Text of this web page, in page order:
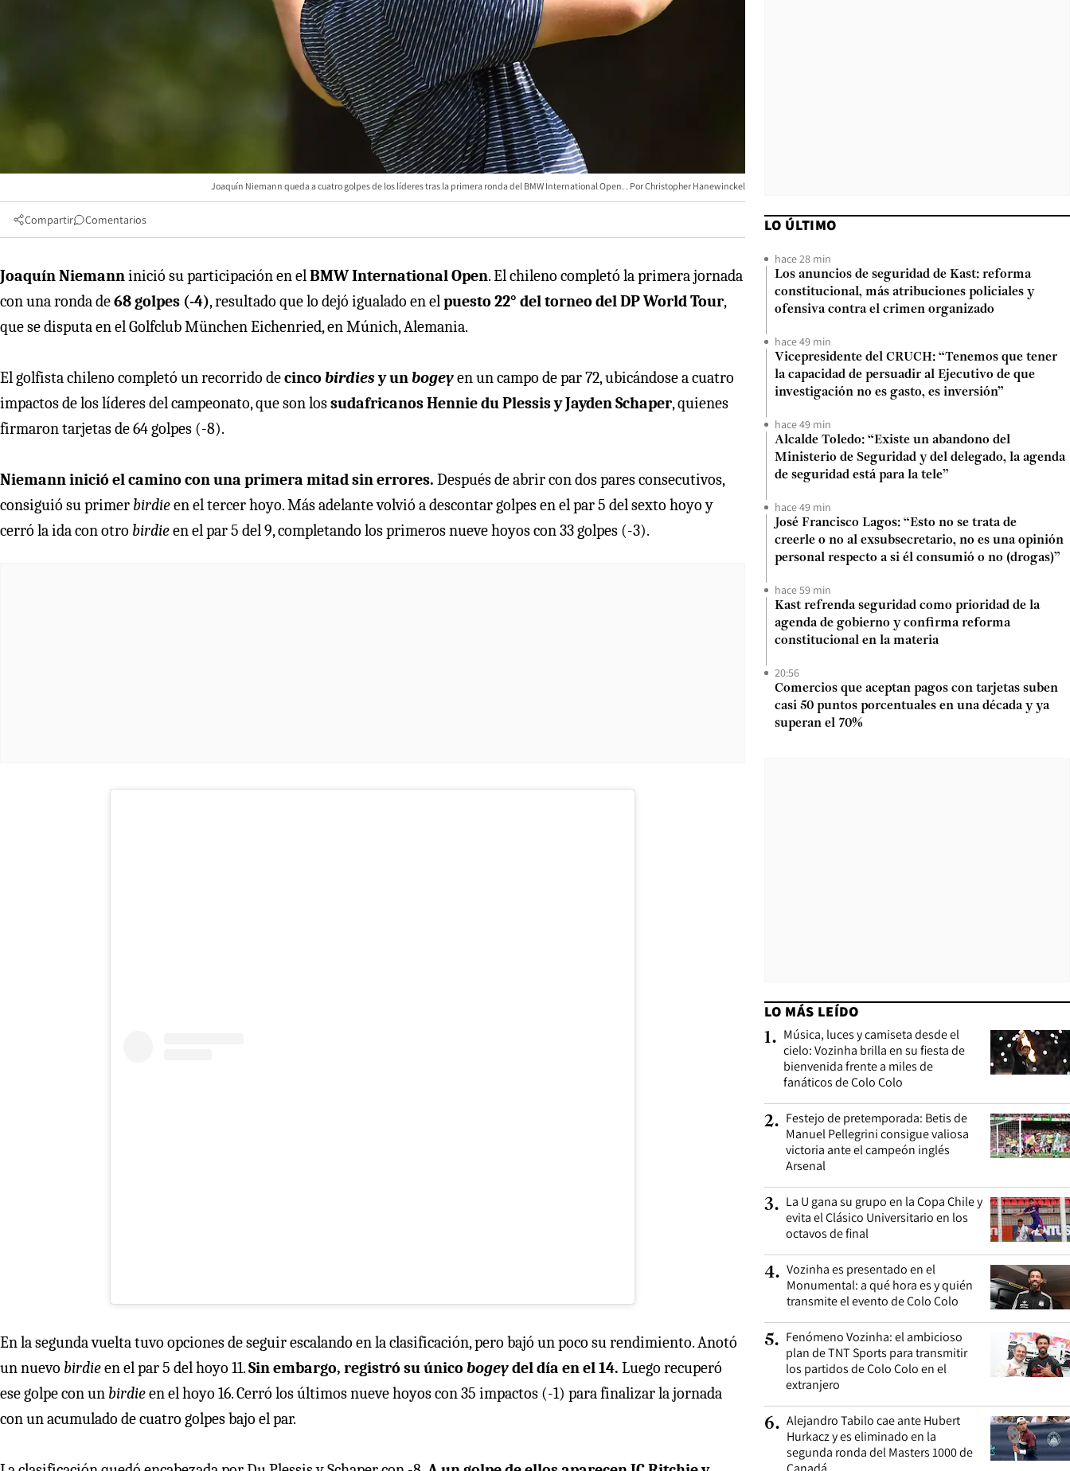
Joaquín Niemann queda a cuatro golpes de los líderes tras la primera ronda del BMW International Open. Christopher Hanewinckel
Compartir Comentarios
Joaquín Niemanninició su participación en elBMW International Open. El chileno completó la primera jornada
con una ronda de68 golpes (-4), resultado que lo dejó igualado en elpuesto 22° del torneo del DP World Tour,
que se disputa en el Golfclub München Eichenried, en Múnich, Alemania.
El golfista chileno completó un recorrido decinco birdiesy unbogeyen un campo de par 72, ubicándose a cuatro
impactos de los líderes del campeonato, que son lossudafricanos Hennie du Plessis y Jayden Schaper, quienes
firmaron tarjetas de 64 golpes (-8).
Niemann inició el camino con una primera mitad sin errores. Después de abrir con dos pares consecutivos,
consiguió su primer birdieen el tercer hoyo. Más adelante volvió a descontar golpes en el par 5 del sexto hoyo y
cerró la ida con otro birdieen el par 5 del 9, completando los primeros nueve hoyos con 33 golpes (-3).
En la segunda vuelta tuvo opciones de seguir escalando en la clasificación, pero bajó un poco su rendimiento. Anotó
un nuevo birdieen el par 5 del hoyo 11.Sin embargo, registró su único bogeydel día en el 14. Luego recuperó
ese golpe con un birdieen el hoyo 16. Cerró los últimos nueve hoyos con 35 impactos (-1) para finalizar la jornada
con un acumulado de cuatro golpes bajo el par.
LO ÚLTIMO
hace 28 min
Los anuncios de seguridad de Kast: reforma
constitucional, más atribuciones policiales y
ofensiva contra el crimen organizado
hace 49 min
Vicepresidente del CRUCH: “Tenemos que tener
la capacidad de persuadir al Ejecutivo de que
investigación no es gasto, es inversión”
hace 49 min
Alcalde Toledo: “Existe un abandono del
Ministerio de Seguridad y del delegado, la agenda
de seguridad está para la tele”
hace 49 min
José Francisco Lagos: “Esto no se trata de
creerle o no al exsubsecretario, no es una opinión
personal respecto a si él consumió o no (drogas)”
hace 59 min
Kast refrenda seguridad como prioridad de la
agenda de gobierno y confirma reforma
constitucional en la materia
20:56
Comercios que aceptan pagos con tarjetas suben
casi 50 puntos porcentuales en una década y ya
superan el 70%
LO MÁS LEÍDO
1. Música, luces y camiseta desde el
cielo: Vozinha brilla en su fiesta de
bienvenida frente a miles de
fanáticos de Colo Colo
2. Festejo de pretemporada: Betis de
Manuel Pellegrini consigue valiosa
victoria ante el campeón inglés
Arsenal
3. La U gana su grupo en la Copa Chile y
evita el Clásico Universitario en los
octavos de final
4. Vozinha es presentado en el
Monumental: a qué hora es y quién
transmite el evento de Colo Colo
5. Fenómeno Vozinha: el ambicioso
plan de TNT Sports para transmitir
los partidos de Colo Colo en el
extranjero
6. Alejandro Tabilo cae ante Hubert
Hurkacz y es eliminado en la
segunda ronda del Masters 1000 de